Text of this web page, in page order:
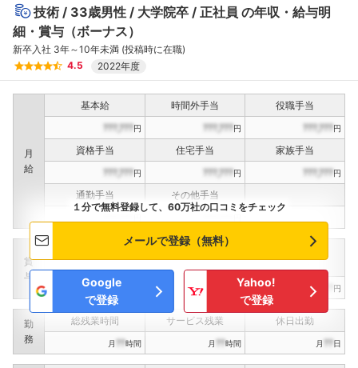
技術 33歳男性 大学院卒 正社員 の年収・給与明
細・賞与（ボーナス）
新卒入社 3年～10年未満 (投稿時に在職)
4.5
2022年度
月
給
基本給 時間外手当
役職手当
???,???円 ???,???円 ???,???円
資格手当 住宅手当
家族手当
???,???円 ???,???円 ???,???円
通勤手当
その他手当
賞
与
インセンティブ賞与
決算賞与
???,??? ???,??? 円 ???,??? 円
勤
務
総残業時間 サービス残業 休日出勤
月 ??時間 月 ??時間 月 ??日
１分で無料登録して、60万社の口コミをチェック
メールで登録（無料）
Google
で登録
Yahoo!
で登録